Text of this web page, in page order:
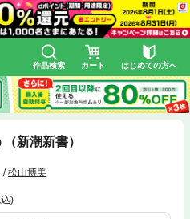
作品検索 カート はじめての方へ
新潮新書）
松山博美
)